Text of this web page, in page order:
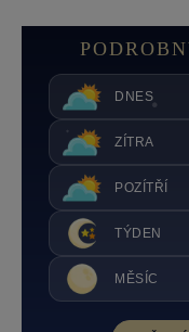
DNES
ZÍTRA
POZÍTŘÍ
TÝDEN
MĚSÍC